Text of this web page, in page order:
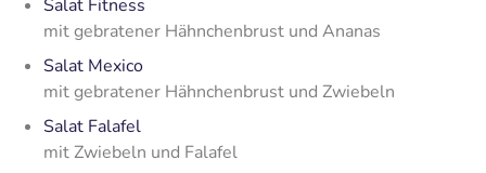
Salat Fitness
mit gebratener Hähnchenbrust und Ananas
Salat Mexico
mit gebratener Hähnchenbrust und Zwiebeln
Salat Falafel
mit Zwiebeln und Falafel